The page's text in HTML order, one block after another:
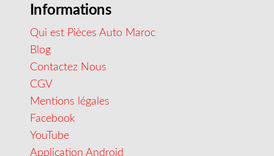
Informations
Qui est Pièces Auto Maroc
Blog
Contactez Nous
CGV
Mentions légales
Facebook
YouTube
Application Android